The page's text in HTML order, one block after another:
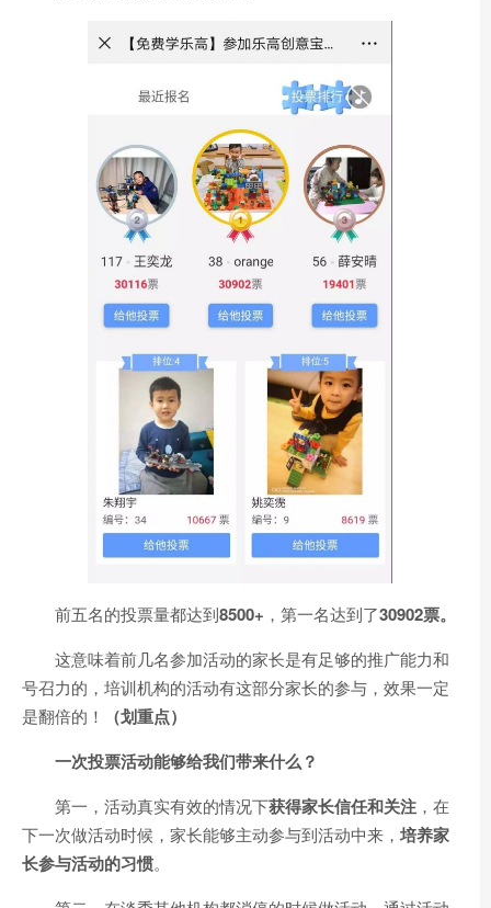
前五名的投票量都达到8500+ ，第一名达到了30902票。
这意味着前几名参加活动的家长是有足够的推广能力和
号召力的，培训机构的活动有这部分家长的参与，效果一定
是翻倍的！
（划重点）
一次投票活动能够给我们带来什么？
第一，活动真实有效的情况下获得家长信任和关注 ，在
下一次做活动时候，家长能够主动参与到活动中来， 培养家
长参与活动的习惯。